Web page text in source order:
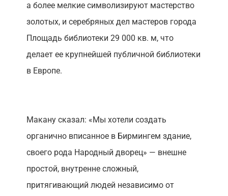
а более мелкие символизируют мастерство
золотых, и серебряных дел мастеров города
Площадь библиотеки 29 000 кв. м, что
делает ее крупнейшей публичной библиотеки
в Европе.
Макану сказал: «Мы хотели создать
органично вписанное в Бирмингем здание,
своего рода Народный дворец» — внешне
простой, внутренне сложный,
притягивающий людей независимо от